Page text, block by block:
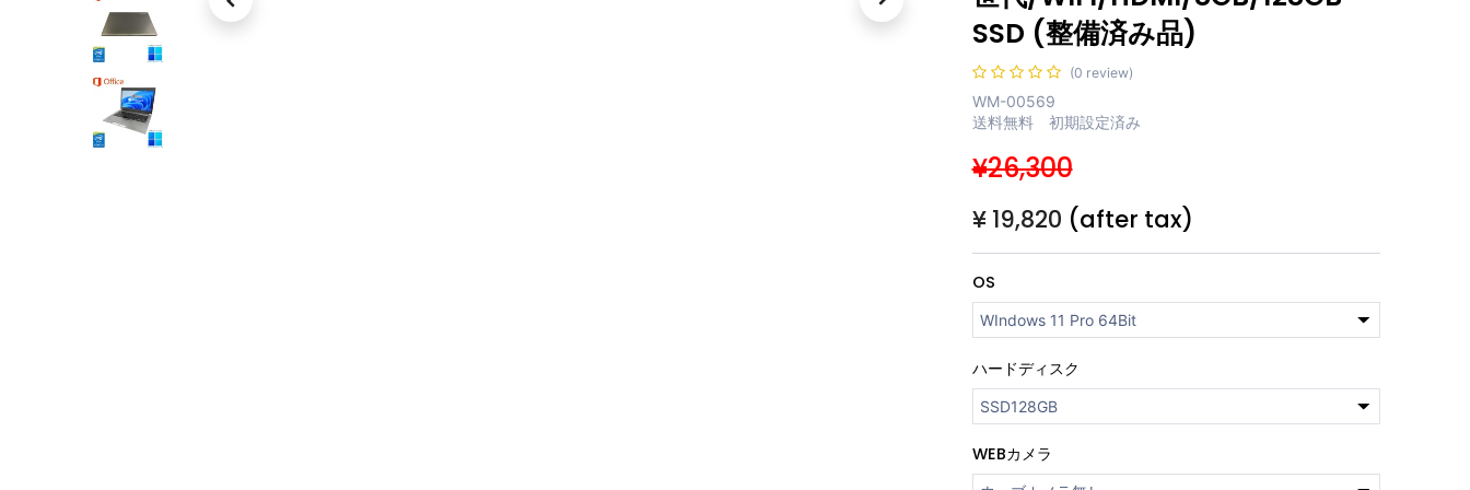
SSD (整備済み品)
(0 review)
WM-00569
送料無料 初期設定済み
¥26,300
¥ 19,820 (after tax)
OS
ハードディスク
WEBカメラ